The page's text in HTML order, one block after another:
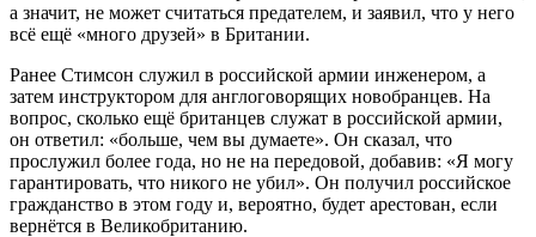
а значит, не может считаться предателем, и заявил, что у него
всё ещё «много друзей» в Британии.
Ранее Стимсон служил в российской армии инженером, а
затем инструктором для англоговорящих новобранцев. На
вопрос, сколько ещё британцев служат в российской армии,
он ответил: «больше, чем вы думаете». Он сказал, что
прослужил более года, но не на передовой, добавив: «Я могу
гарантировать, что никого не убил». Он получил российское
гражданство в этом году и, вероятно, будет арестован, если
вернётся в Великобританию.